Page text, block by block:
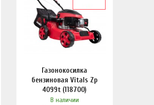
Газонокосилка
бензиновая Vitals Zp
4099t (118700)
В наличии